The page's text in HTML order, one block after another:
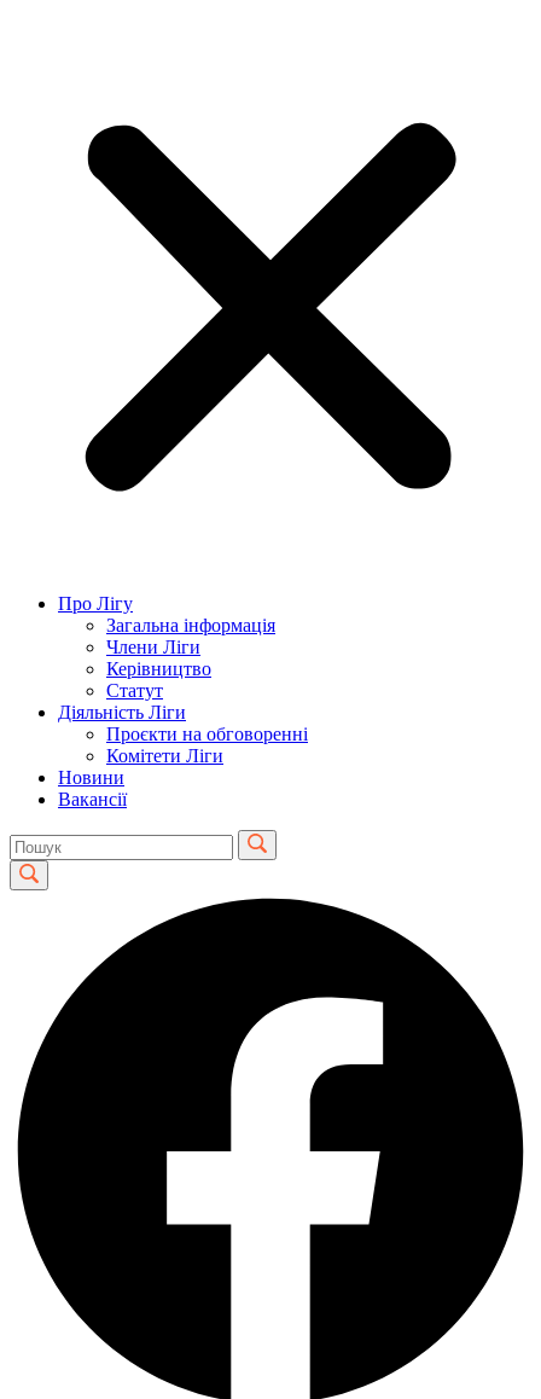
Про Лігу
Загальна інформація
Члени Ліги
Керівництво
Статут
Діяльність Ліги
Проєкти на обговоренні
Комітети Ліги
Новини
Вакансії